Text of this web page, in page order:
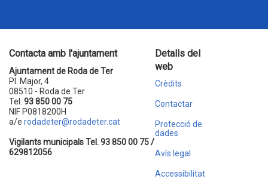
Contacta amb l'ajuntament
Ajuntament de Roda de Ter
Pl. Major, 4
08510 - Roda de Ter
Tel. 93 850 00 75
NIF P0818200H
a/e rodadeter@rodadeter.cat
Vigilants municipals Tel. 93 850 00 75 /
629812056
Detalls del
web
Crèdits
Contactar
Protecció de
dades
Avís legal
Accessibilitat